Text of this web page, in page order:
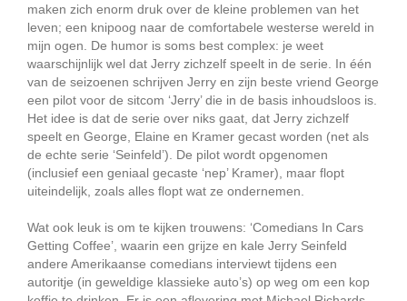
maken zich enorm druk over de kleine problemen van het
leven; een knipoog naar de comfortabele westerse wereld in
mijn ogen. De humor is soms best complex: je weet
waarschijnlijk wel dat Jerry zichzelf speelt in de serie. In één
van de seizoenen schrijven Jerry en zijn beste vriend George
een pilot voor de sitcom ‘Jerry’ die in de basis inhoudsloos is.
Het idee is dat de serie over niks gaat, dat Jerry zichzelf
speelt en George, Elaine en Kramer gecast worden (net als
de echte serie ‘Seinfeld’). De pilot wordt opgenomen
(inclusief een geniaal gecaste ‘nep’ Kramer), maar flopt
uiteindelijk, zoals alles flopt wat ze ondernemen.
Wat ook leuk is om te kijken trouwens: ‘Comedians In Cars
Getting Coffee’, waarin een grijze en kale Jerry Seinfeld
andere Amerikaanse comedians interviewt tijdens een
autoritje (in geweldige klassieke auto’s) op weg om een kop